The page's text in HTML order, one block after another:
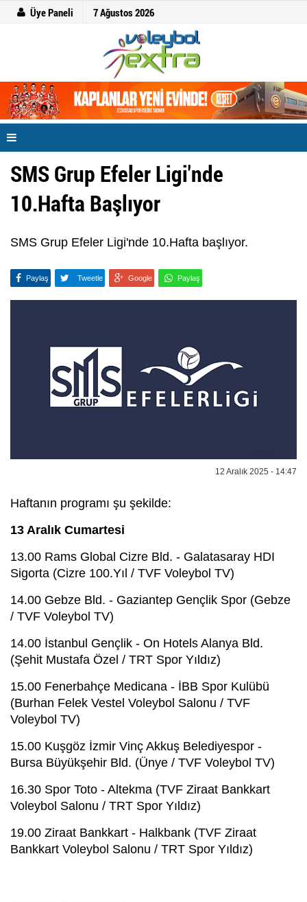
Üye Paneli 7 Ağustos 2026
SMS Grup Efeler Ligi'nde
10.Hafta Başlıyor
SMS Grup Efeler Ligi'nde 10.Hafta başlıyor.
Paylaş Tweetle Google Paylaş
12 Aralık 2025 - 14:47
Haftanın programı şu şekilde:
13 Aralık Cumartesi
13.00 Rams Global Cizre Bld. - Galatasaray HDI
Sigorta (Cizre 100.Yıl / TVF Voleybol TV)
14.00 Gebze Bld. - Gaziantep Gençlik Spor (Gebze
/ TVF Voleybol TV)
14.00 İstanbul Gençlik - On Hotels Alanya Bld.
(Şehit Mustafa Özel / TRT Spor Yıldız)
15.00 Fenerbahçe Medicana - İBB Spor Kulübü
(Burhan Felek Vestel Voleybol Salonu / TVF
Voleybol TV)
15.00 Kuşgöz İzmir Vinç Akkuş Belediyespor -
Bursa Büyükşehir Bld. (Ünye / TVF Voleybol TV)
16.30 Spor Toto - Altekma (TVF Ziraat Bankkart
Voleybol Salonu / TRT Spor Yıldız)
19.00 Ziraat Bankkart - Halkbank (TVF Ziraat
Bankkart Voleybol Salonu / TRT Spor Yıldız)